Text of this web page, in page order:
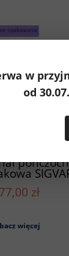
do paska -
palce
zł
więcej
w
od